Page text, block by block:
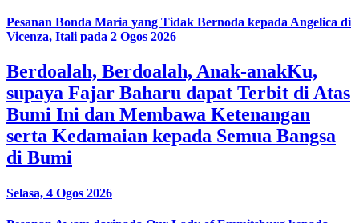
Pesanan Bonda Maria yang Tidak Bernoda kepada Angelica di
Vicenza, Itali pada 2 Ogos 2026
Berdoalah, Berdoalah, Anak-anakKu,
supaya Fajar Baharu dapat Terbit di Atas
Bumi Ini dan Membawa Ketenangan
serta Kedamaian kepada Semua Bangsa
di Bumi
Selasa, 4 Ogos 2026